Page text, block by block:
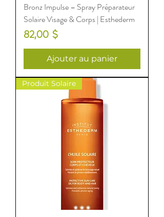
Bronz Impulse – Spray Préparateur
Solaire Visage & Corps | Esthederm
Prix
82,00 $
Ajouter au panier
Produit Solaire